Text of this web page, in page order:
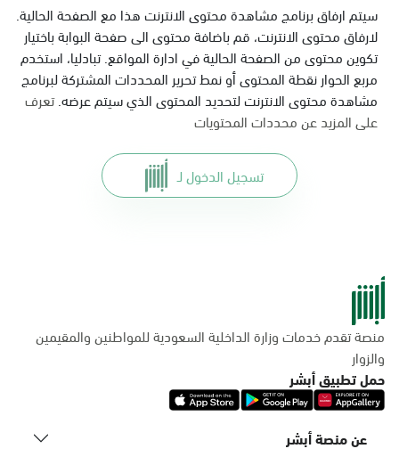
سيتم ارفاق برنامج مشاهدة محتوى الانترنت هذا مع الصفحة الحالية.
لارفاق محتوى الانترنت، قم باضافة محتوى الى صفحة البوابة باختيار
تكوين محتوى من الصفحة الحالية في ادارة المواقع. تبادليا، استخدم
مربع الحوار نقطة المحتوى أو نمط تحرير المحددات المشتركة لبرنامج
مشاهدة محتوى الانترنت لتحديد المحتوى الذي سيتم عرضه.تعرف
على المزيد عن محددات المحتويات
تسجيل الدخول لـ
منصة تقدم خدمات وزارة الداخلية السعودية للمواطنين والمقيمين
والزوار
حمل تطبيق أبشر
عن منصة أبشر